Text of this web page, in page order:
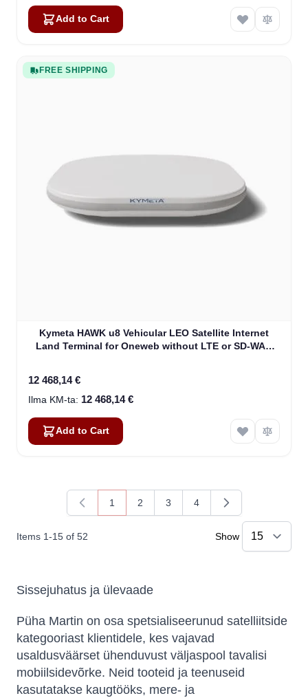
Add to Cart
FREE SHIPPING
Kymeta HAWK u8 Vehicular LEO Satellite Internet
Land Terminal for Oneweb without LTE or SD-WAN
12 468,14 €
12 468,14 €
Add to Cart
Items 1-15 of 52
You're currently reading page
1
Page
2
Page
3
Page
4
Show
Sissejuhatus ja ülevaade
Püha Martin on osa spetsialiseerunud satelliitside
kategooriast klientidele, kes vajavad
usaldusväärset ühenduvust väljaspool tavalisi
mobiilsidevõrke. Neid tooteid ja teenuseid
kasutatakse kaugtööks, mere- ja